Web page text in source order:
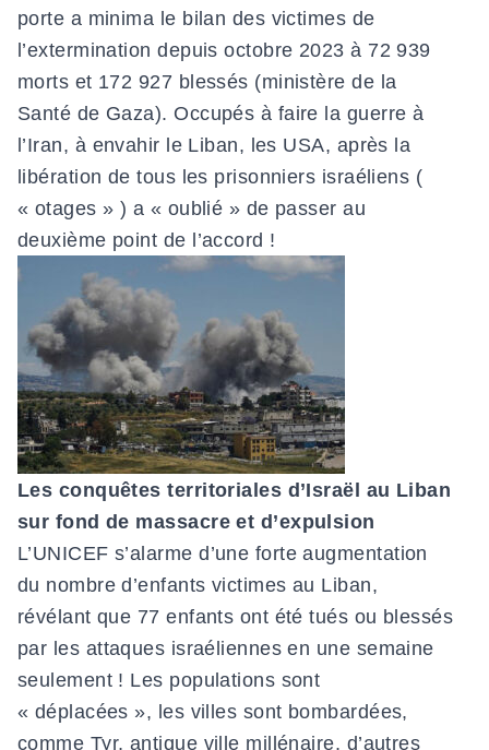
porte a minima le bilan des victimes de
l’extermination depuis octobre 2023 à 72 939
morts et 172 927 blessés (ministère de la
Santé de Gaza). Occupés à faire la guerre à
l’Iran, à envahir le Liban, les USA, après la
libération de tous les prisonniers israéliens (
« otages » ) a « oublié » de passer au
deuxième point de l’accord !
Les conquêtes territoriales d’Israël au Liban
sur fond de massacre et d’expulsion
L’UNICEF s’alarme d’une forte augmentation
du nombre d’enfants victimes au Liban,
révélant que 77 enfants ont été tués ou blessés
par les attaques israéliennes en une semaine
seulement ! Les populations sont
« déplacées », les villes sont bombardées,
comme Tyr, antique ville millénaire, d’autres